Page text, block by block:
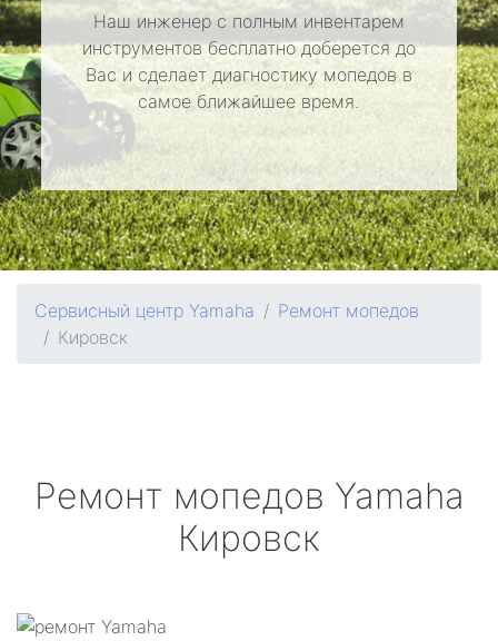
Наш инженер с полным инвентарем
инструментов бесплатно доберется до
Вас и сделает диагностику мопедов в
самое ближайшее время.
Сервисный центр Yamaha
Ремонт мопедов
Кировск
Ремонт мопедов Yamaha
Кировск